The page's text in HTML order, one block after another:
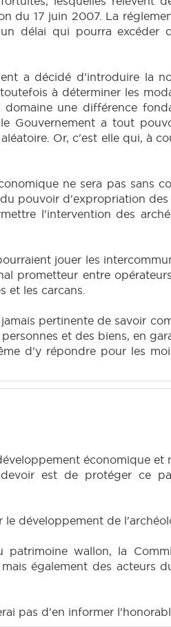
du 17 juin 2007. La
délai qui pourra excéder
a décidé d'introduire la
à déterminer les
une différence
Gouvernement a tout
Or, c'est elle qui, à
ne sera pas sans
pouvoir d'expropriation
l'intervention des
jouer les
prometteur entre
et les carcans.
pertinente de savoir
et des biens, en
d'y répondre pour les
économique et
est de protéger ce
développement de
wallon, la
également des acteurs
pas d'en informer